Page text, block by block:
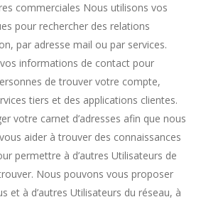
commerciales Nous utilisons vos
pour rechercher des relations
par adresse mail ou par services.
informations de contact pour
de trouver votre compte,
tiers et des applications clientes.
votre carnet d’adresses afin que nous
aider à trouver des connaissances
permettre à d’autres Utilisateurs de
Nous pouvons vous proposer
et à d’autres Utilisateurs du réseau, à